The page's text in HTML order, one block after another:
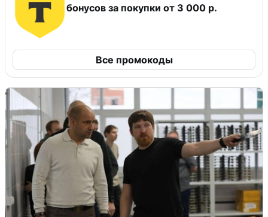
бонусов за покупки от 3 000 р.
Все промокоды